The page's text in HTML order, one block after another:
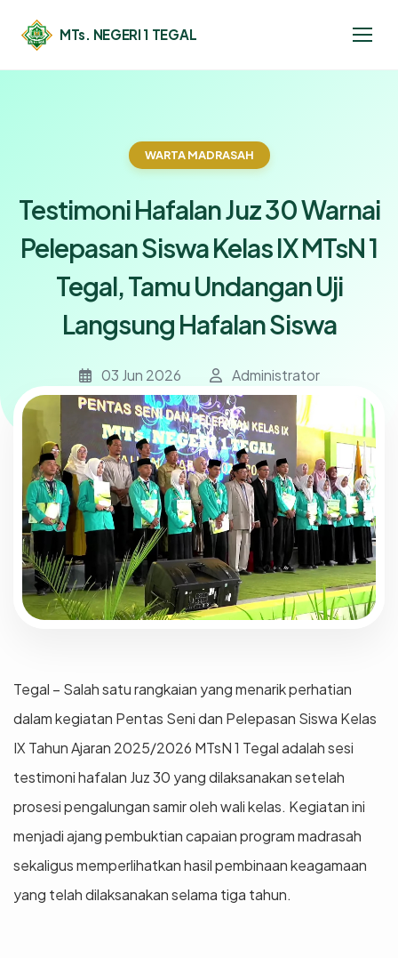
MTs. NEGERI 1 TEGAL
WARTA MADRASAH
Testimoni Hafalan Juz 30 Warnai
Pelepasan Siswa Kelas IX MTsN 1
Tegal, Tamu Undangan Uji
Langsung Hafalan Siswa
03 Jun 2026 Administrator
Tegal – Salah satu rangkaian yang menarik perhatian
dalam kegiatan Pentas Seni dan Pelepasan Siswa Kelas
IX Tahun Ajaran 2025/2026 MTsN 1 Tegal adalah sesi
testimoni hafalan Juz 30 yang dilaksanakan setelah
prosesi pengalungan samir oleh wali kelas. Kegiatan ini
menjadi ajang pembuktian capaian program madrasah
sekaligus memperlihatkan hasil pembinaan keagamaan
yang telah dilaksanakan selama tiga tahun.